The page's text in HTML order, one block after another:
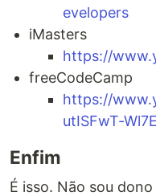
evelopers
iMasters
https://
freeCodeCamp
https://
utISFwT-
Enfim
É isso. Não sou